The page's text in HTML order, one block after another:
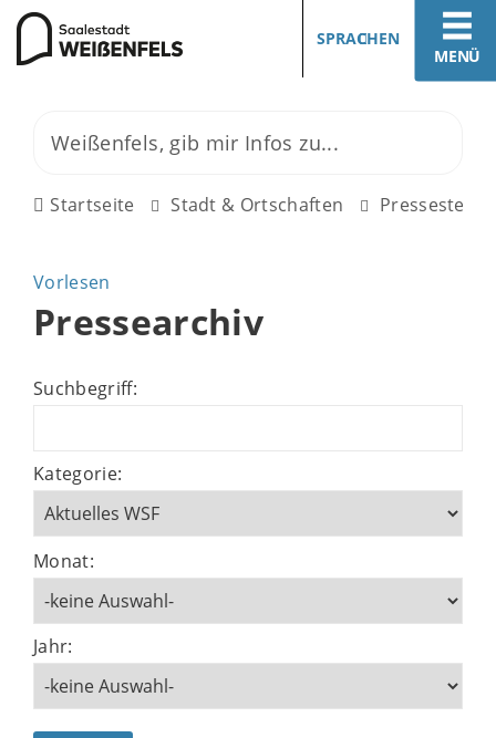
MENÜ
SPRACHEN
Startseite Stadt & Ortschaften Pressestelle
Vorlesen
Pressearchiv
Suchbegriff:
Kategorie:
Monat:
Jahr: